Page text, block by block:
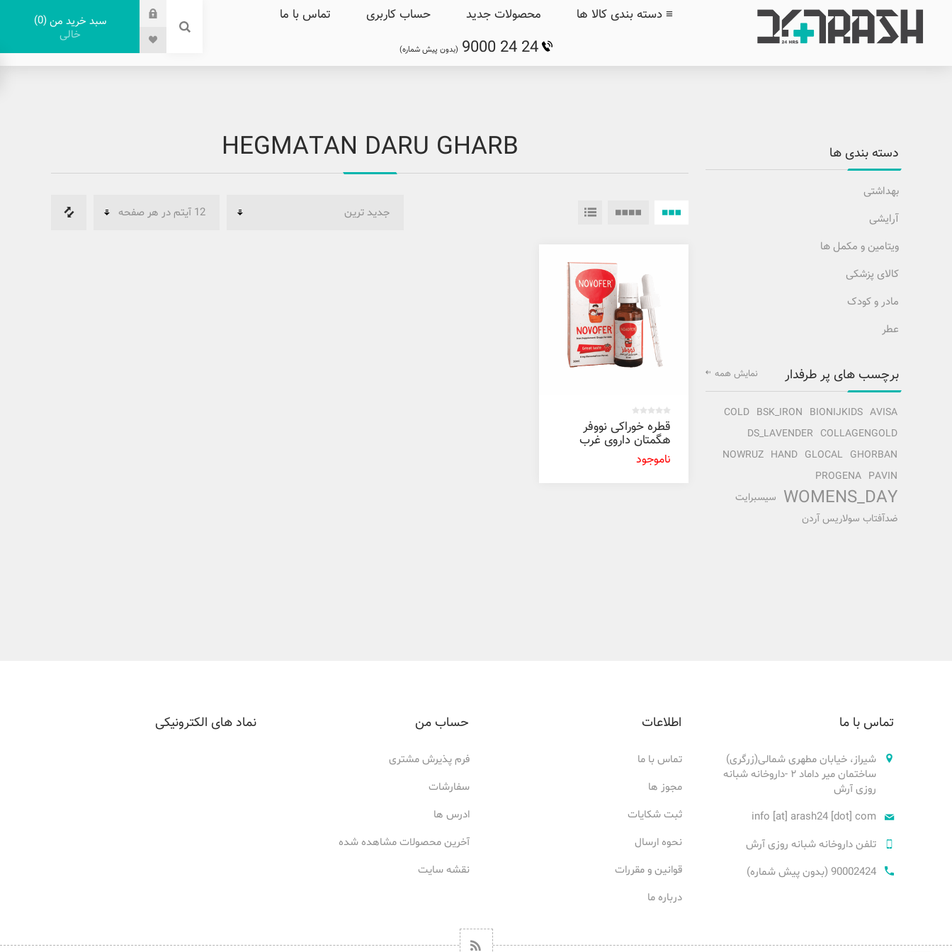
≡ دسته بندی کالا ها محصولات جدید حساب کاربری تماس با ما
9000 24 24 (بدون پیش شماره)
سبد خرید من 0
خالی
HEGMATAN DARU GHARB
قطره خوراکی نووفر
هگمتان داروی غرب
30 میل
ناموجود
دسته بندی ها
بهداشتی
آرایشی
ویتامین و مکمل ها
کالای پزشکی
مادر و کودک
عطر
برچسب های پر طرفدار
AVISA
BIONIJKIDS
BSK_IRON
COLD
COLLAGENGOLD
DS_LAVENDER
GHORBAN
GLOCAL
HAND
NOWRUZ
PAVIN
PROGENA
WOMENS_DAY سیسبرایت
ضدآفتاب سولاریس آردن
نمایش همه
تماس با ما
شیراز، خیابان مطهری شمالی(زرگری)
ساختمان میر داماد ۲ -داروخانه شبانه
روزی آرش
info [at] arash24 [dot] com
تلفن داروخانه شبانه روزی آرش
90002424 (بدون پیش شماره)
اطلاعات
تماس با ما
مجوز ها
ثبت شکایات
نحوه ارسال
قوانین و مقررات
درباره ما
حساب من
فرم پذیرش مشتری
سفارشات
ادرس ها
آخرین محصولات مشاهده شده
نقشه سایت
نماد های الکترونیکی